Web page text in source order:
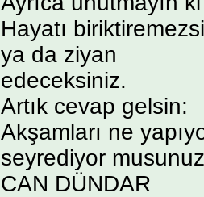
Hayatı
ya da ziyan
edeceksiniz.
Artık cevap gelsin:
Akşamları ne
seyrediyor
CAN DÜNDAR